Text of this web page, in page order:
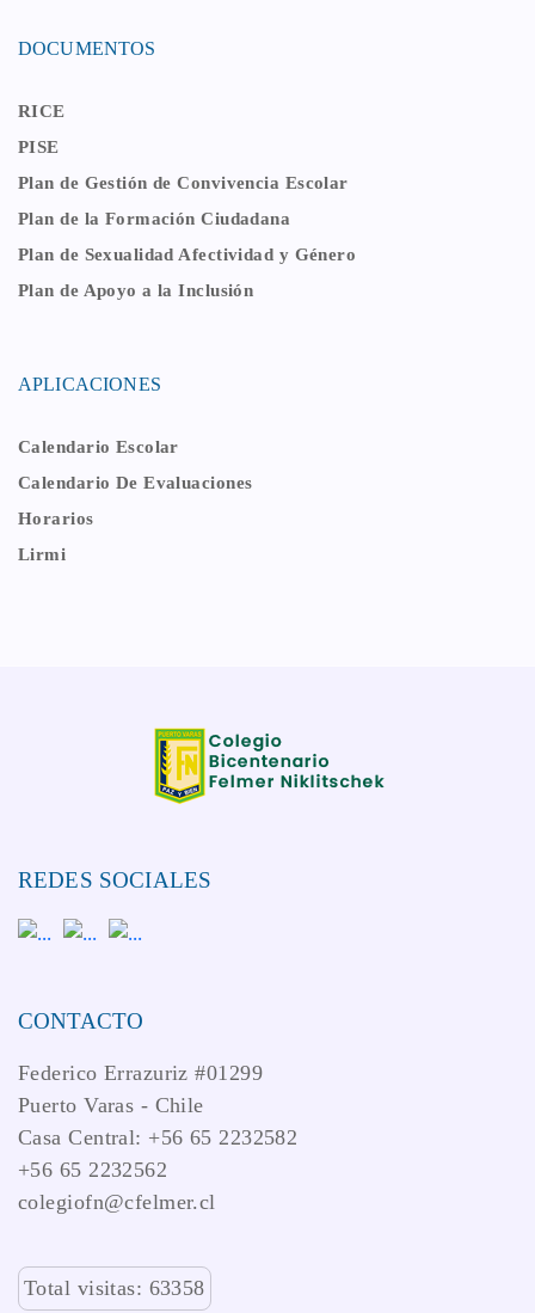
DOCUMENTOS
RICE
PISE
Plan de Gestión de Convivencia Escolar
Plan de la Formación Ciudadana
Plan de Sexualidad Afectividad y Género
Plan de Apoyo a la Inclusión
APLICACIONES
Calendario Escolar
Calendario De Evaluaciones
Horarios
Lirmi
REDES SOCIALES
CONTACTO
Federico Errazuriz #01299
Puerto Varas - Chile
Casa Central: +56 65 2232582
+56 65 2232562
colegiofn@cfelmer.cl
Total visitas: 63358